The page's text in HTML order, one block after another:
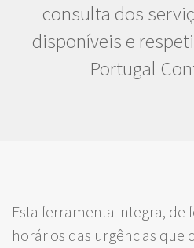
consulta dos
disponíveis e
Portugal
Esta ferramenta integra, de
horários das urgências que